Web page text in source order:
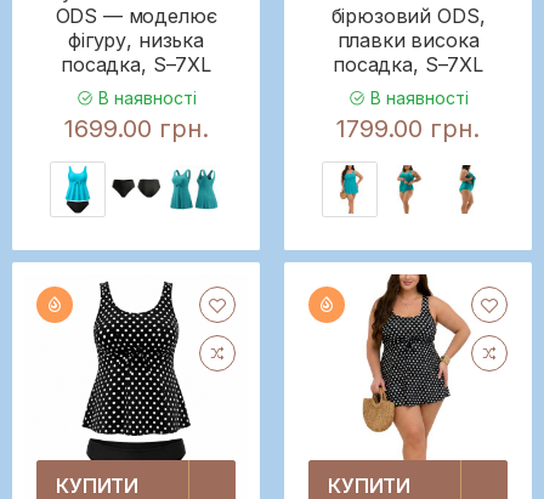
ODS — моделює
фігуру, низька
посадка, S–7XL
В наявності
1699.00 грн.
бірюзовий ODS,
плавки висока
посадка, S–7XL
В наявності
1799.00 грн.
КУПИТИ КУПИТИ